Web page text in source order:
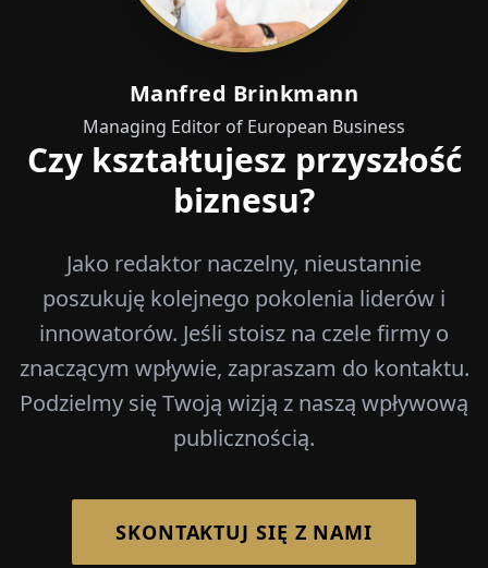
Manfred Brinkmann
Managing Editor of European Business
Czy kształtujesz przyszłość
biznesu?
Jako redaktor naczelny, nieustannie
poszukuję kolejnego pokolenia liderów i
innowatorów. Jeśli stoisz na czele firmy o
znaczącym wpływie, zapraszam do kontaktu.
Podzielmy się Twoją wizją z naszą wpływową
publicznością.
SKONTAKTUJ SIĘ Z NAMI